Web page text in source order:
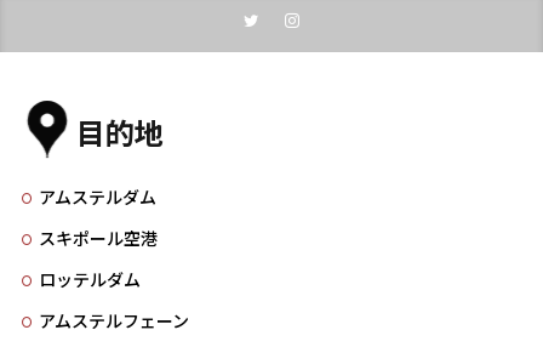
目的地
アムステルダム
スキポール空港
ロッテルダム
アムステルフェーン